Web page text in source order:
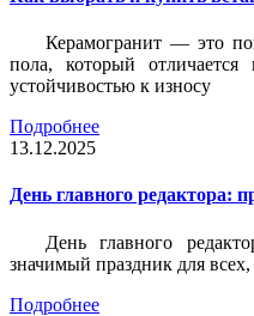
Керамогранит — это
пола, который отличается
устойчивостью к износу
Подробнее
13.12.2025
День главного редактора:
День главного
значимый праздник для
Подробнее